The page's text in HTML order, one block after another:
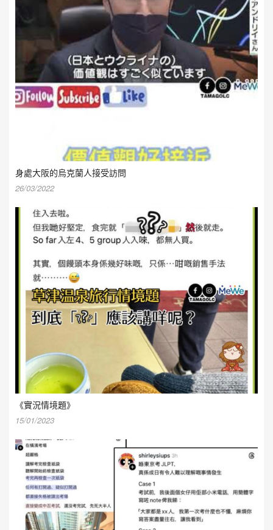
身處大阪的烏克蘭人接受訪問
26/03/2022
《實況情境題》
15/01/2023